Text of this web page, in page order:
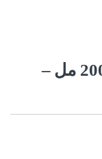
كولونيا للاطفال من ميموا – 200 مل –